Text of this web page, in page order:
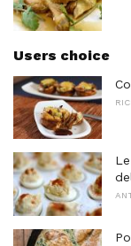
Users choice